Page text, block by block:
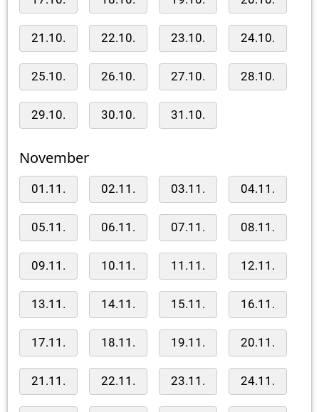
21.10. 22.10. 23.10. 24.10.
25.10. 26.10. 27.10. 28.10.
29.10. 30.10. 31.10.
November
01.11. 02.11. 03.11. 04.11.
05.11. 06.11. 07.11. 08.11.
09.11. 10.11. 11.11. 12.11.
13.11. 14.11. 15.11. 16.11.
17.11. 18.11. 19.11. 20.11.
21.11. 22.11. 23.11. 24.11.